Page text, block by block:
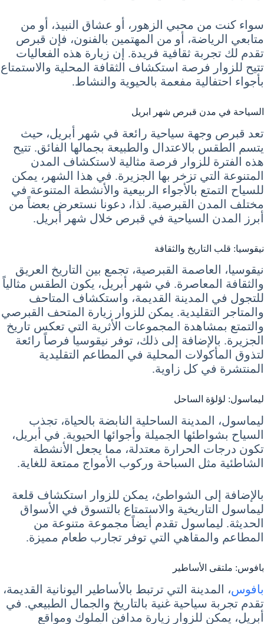
سواء كنت من محبي الزهور، أو عشاق النبيذ، أو من
متابعي الرياضة، أو من المهتمين بالفنون، فإن قبرص
تقدم لك تجربة ثقافية فريدة. إن زيارة هذه الفعاليات
تتيح للزوار فرصة استكشاف الثقافة المحلية والاستمتاع
بأجواء احتفالية مفعمة بالحيوية والنشاط.
السياحة في مدن قبرص شهر ابريل
تعد قبرص وجهة سياحية رائعة في شهر أبريل، حيث
يتسم الطقس بالاعتدال والطبيعة بجمالها الفائق. تتيح
هذه الفترة للزوار فرصة مثالية لاستكشاف المدن
المتنوعة التي تزخر بها الجزيرة. في هذا الشهر، يمكن
للسياح التمتع بالأجواء الربيعية والأنشطة المتنوعة في
مختلف المدن القبرصية. لذا، دعونا نستعرض بعضاً من
أبرز المدن السياحية في قبرص خلال شهر أبريل.
نيقوسيا: قلب التاريخ والثقافة
نيقوسيا، العاصمة القبرصية، تجمع بين التاريخ العريق
والثقافة المعاصرة. في شهر أبريل، يكون الطقس مثالياً
للتجول في المدينة القديمة، واستكشاف المتاحف
والمتاجر التقليدية. يمكن للزوار زيارة المتحف القبرصي
والتمتع بمشاهدة المجموعات الأثرية التي تعكس تاريخ
الجزيرة. بالإضافة إلى ذلك، توفر نيقوسيا فرصاً رائعة
لتذوق المأكولات المحلية في المطاعم التقليدية
المنتشرة في كل زاوية.
ليماسول: لؤلؤة الساحل
ليماسول، المدينة الساحلية النابضة بالحياة، تجذب
السياح بشواطئها الجميلة وأجوائها الحيوية. في أبريل،
تكون درجات الحرارة معتدلة، مما يجعل الأنشطة
الشاطئية مثل السباحة وركوب الأمواج ممتعة للغاية.
بالإضافة إلى الشواطئ، يمكن للزوار استكشاف قلعة
ليماسول التاريخية والاستمتاع بالتسوق في الأسواق
الحديثة. ليماسول تقدم أيضاً مجموعة متنوعة من
المطاعم والمقاهي التي توفر تجارب طعام مميزة.
بافوس: ملتقى الأساطير
بافوس، المدينة التي ترتبط بالأساطير اليونانية القديمة،
تقدم تجربة سياحية غنية بالتاريخ والجمال الطبيعي. في
أبريل، يمكن للزوار زيارة مدافن الملوك ومواقع